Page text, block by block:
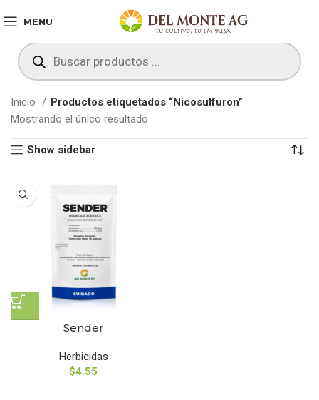
MENU
Inicio
Productos etiquetados “Nicosulfuron”
Mostrando el único resultado
Show sidebar
Sender
Herbicidas
$4.55